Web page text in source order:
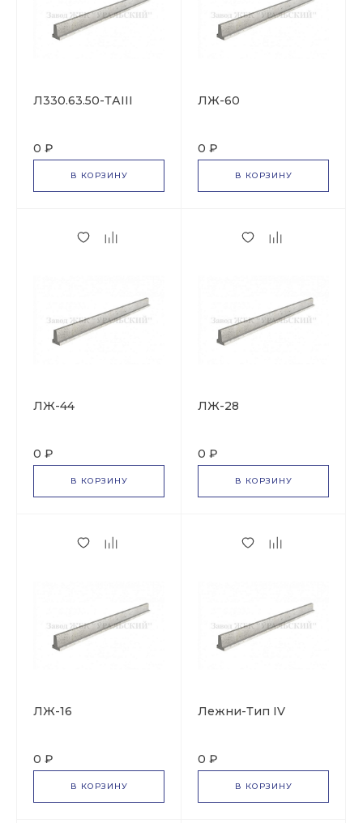
Л330.63.50-ТАIII
0 ₽
В КОРЗИНУ
ЛЖ-60
0 ₽
В КОРЗИНУ
ЛЖ-44
0 ₽
В КОРЗИНУ
ЛЖ-28
0 ₽
В КОРЗИНУ
ЛЖ-16
0 ₽
В КОРЗИНУ
Лежни-Тип IV
0 ₽
В КОРЗИНУ